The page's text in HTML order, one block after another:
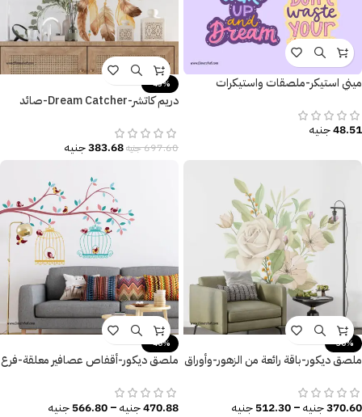
ميني استيكر-ملصقات واستيكرات
48.51جنيه
-45%
دريم كاتشر-Dream Catcher-صائد
697.60جنيه383.68جنيه
-30%
ملصق ديكور-باقة رائعة من الزهور-وأوراق
370.60جنيه–
512.30جنيه
-40%
ملصق ديكور-أقفاص عصافير معلقة-فرع
470.88جنيه–
566.80جنيه